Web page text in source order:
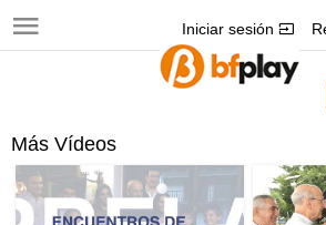
Iniciar sesión
Más Vídeos